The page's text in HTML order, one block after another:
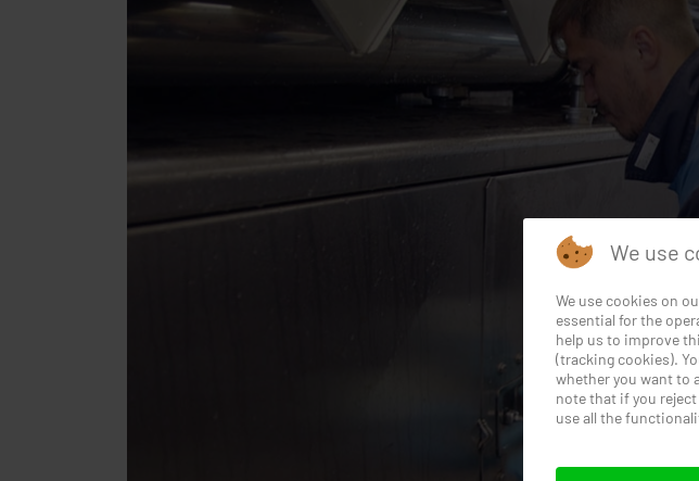
We use
We use cookies on
essential for the
help us to improve
(tracking cookies).
whether you want to
note that if you
use all the